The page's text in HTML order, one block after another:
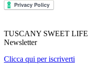
TUSCANY SWEET LIFE
Newsletter
Clicca qui per iscriverti